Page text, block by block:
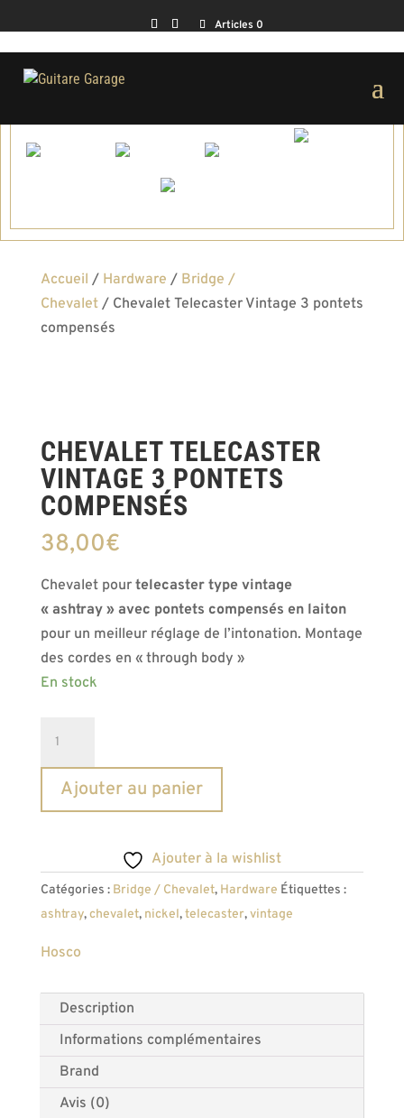
Articles 0
Accueil / Hardware / Bridge /
Chevalet/ Chevalet Telecaster Vintage 3 pontets
compensés
CHEVALET TELECASTER
VINTAGE 3 PONTETS
COMPENSÉS
38,00€
Chevalet pour telecaster type vintage
« ashtray » avec pontets compensés en laiton
pour un meilleur réglage de l’intonation. Montage
des cordes en « through body »
En stock
Chevalet
Telecaster
pontets
compensés
Ajouter au panier
Ajouter à la wishlist
Catégories : Bridge / Chevalet, Hardware Étiquettes :
ashtray,chevalet, nickel,telecaster,vintage
Hosco
Description
Informations complémentaires
Brand
Avis (0)